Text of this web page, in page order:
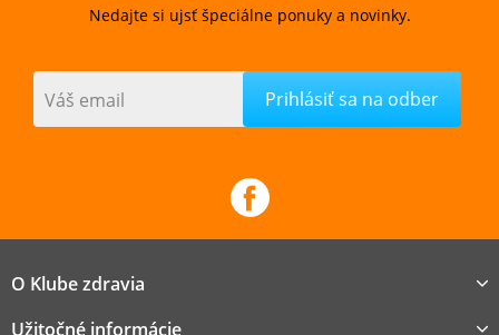
Nedajte si ujsť špeciálne ponuky a novinky.
Váš email
O Klube zdravia
Užitočné informácie